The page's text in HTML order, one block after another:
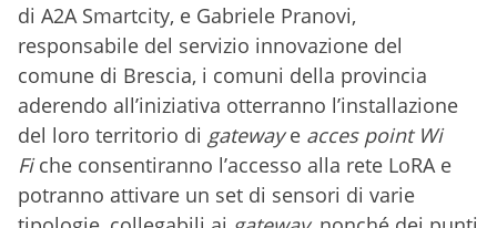
di A2A Smartcity, e Gabriele Pranovi,
responsabile del servizio innovazione del
comune di Brescia, i comuni della provincia
aderendo all’iniziativa otterranno l’installazione
del loro territorio di gatewaye acces point Wi
Fiche consentiranno l’accesso alla rete LoRA e
potranno attivare un set di sensori di varie